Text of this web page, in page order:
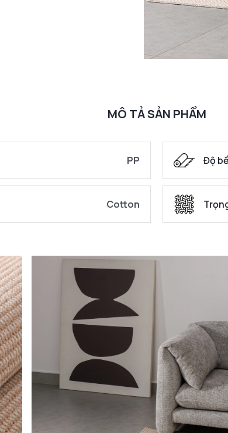
MÔ TẢ SẢN PHẨM
PP Độ
Cotton